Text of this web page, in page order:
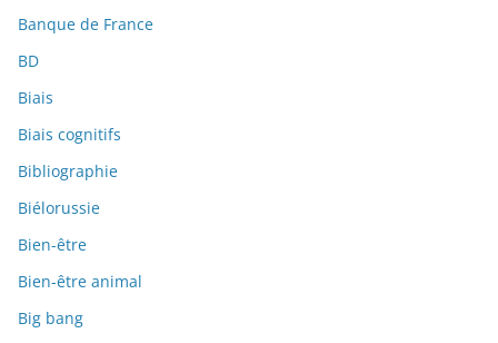
Banque de France
BD
Biais
Biais cognitifs
Bibliographie
Biélorussie
Bien-être
Bien-être animal
Big bang